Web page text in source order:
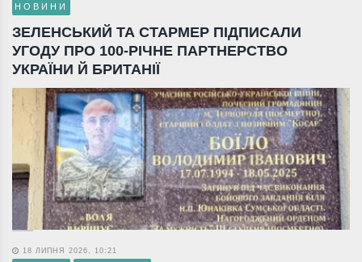
НОВИНИ
ЗЕЛЕНСЬКИЙ ТА СТАРМЕР ПІДПИСАЛИ
УГОДУ ПРО 100-РІЧНЕ ПАРТНЕРСТВО
УКРАЇНИ Й БРИТАНІЇ
18 ЛИПНЯ 2026, 10:21